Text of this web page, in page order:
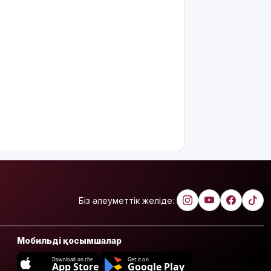
Біз әлеуметтік желіде:
Мобильді қосымшалар
Download on the
App Store
Get it on
Google Play